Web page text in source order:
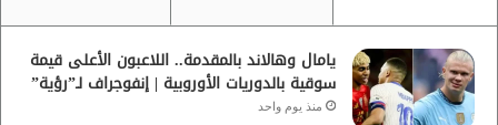
يامال وهالاند بالمقدمة.. اللاعبون الأعلى قيمة
سوقية بالدوريات الأوروبية | إنفوجراف لـ”رؤية”
منذ يوم واحد